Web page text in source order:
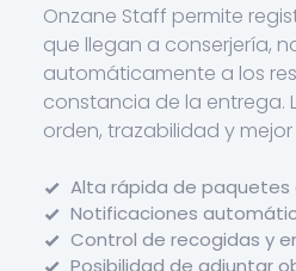
Onzane Staff permite
que llegan a conserjería,
automáticamente a los
constancia de la entrega.
orden, trazabilidad y
Alta rápida de paquetes
Notificaciones
Control de recogidas y
Posibilidad de adjuntar